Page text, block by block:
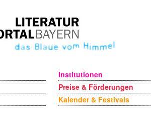
Institutionen
Preise & Förderungen
Kalender & Festivals